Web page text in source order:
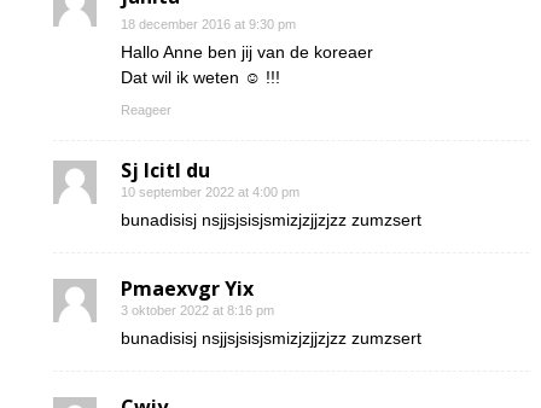
18 december 2016 at 9:30 pm
Hallo Anne ben jij van de koreaer
Dat wil ik weten ☺ !!!
Reageer
Sj Icitl du
10 september 2022 at 4:00 pm
bunadisisj nsjjsjsisjsmizjzjjzjzz zumzsert
Pmaexvgr Yix
3 oktober 2022 at 8:16 pm
bunadisisj nsjjsjsisjsmizjzjjzjzz zumzsert